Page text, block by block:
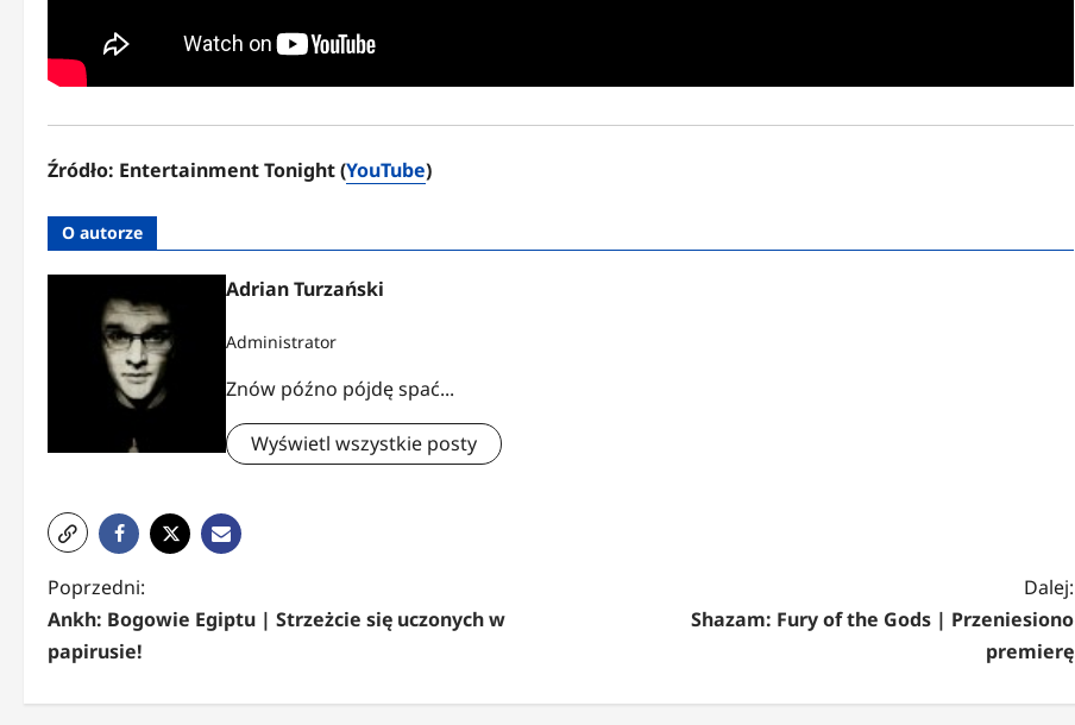
Źródło: Entertainment Tonight (YouTube)
O autorze
Adrian Turzański
Administrator
Znów późno pójdę spać...
Wyświetl wszystkie posty
Z
o
b
Poprzedni:
Ankh: Bogowie Egiptu | Strzeżcie się uczonych w
papirusie!
Dalej:
Shazam: Fury of the Gods | Przeniesiono
premierę